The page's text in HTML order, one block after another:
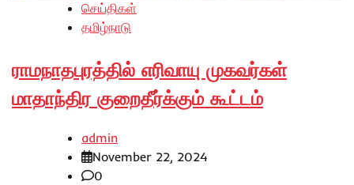
செய்திகள்
தமிழ்நாடு
ராமநாதபுரத்தில் எரிவாயு முகவர்கள்
மாதாந்திர குறைதீர்க்கும் கூட்டம்
admin
November 22, 2024
0